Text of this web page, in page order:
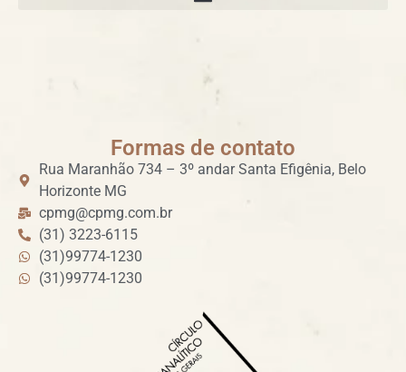
Formas de contato
Rua Maranhão 734 – 3º andar Santa Efigênia, Belo
Horizonte MG
cpmg@cpmg.com.br
(31) 3223-6115
(31)99774-1230
(31)99774-1230